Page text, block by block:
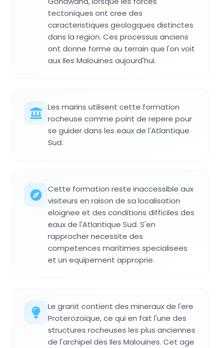
tectoniques ont cree des
caracteristiques geologques distinctes
dans la region. Ces processus anciens
ont donne forme au terrain que l'on voit
aux Iles Malouines aujourd'hui.
Les marins utilisent cette formation
rocheuse comme point de repere pour
se guider dans les eaux de l'Atlantique
Sud.
Cette formation reste inaccessible aux
visiteurs en raison de sa localisation
eloignee et des conditions difficiles des
eaux de l'Atlantique Sud. S'en
rapprocher necessite des
competences maritimes specialisees
et un equipement approprie.
Le granit contient des mineraux de l'ere
Proterozoique, ce qui en fait l'une des
structures rocheuses les plus anciennes
de l'archipel des Iles Malouines. Cet age